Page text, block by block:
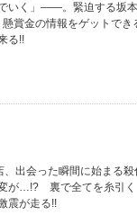
いく」――。緊迫する坂
賞金の情報をゲットで
る!!
、出会った瞬間に始まる
が…!? 裏で全てを糸引
震が走る!!